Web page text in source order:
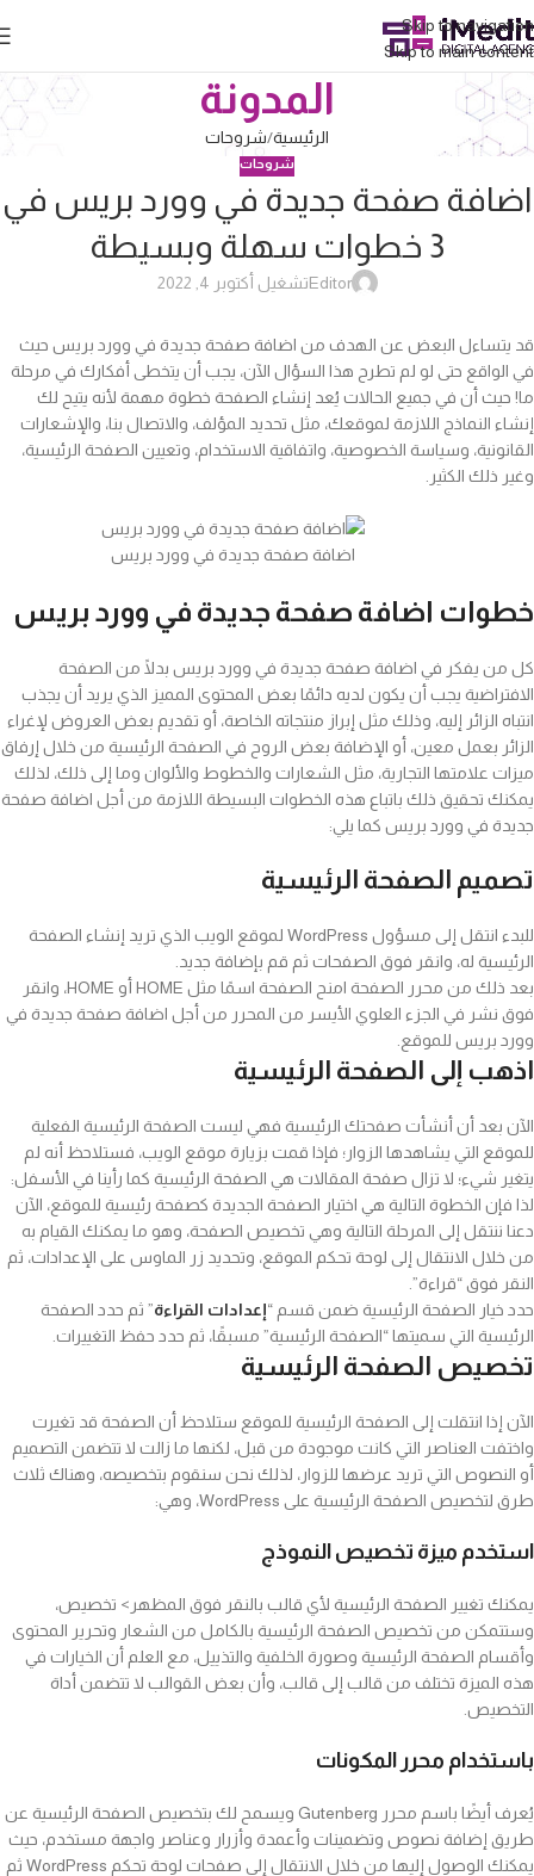
Skip to navigation
Skip to main content
المدونة
الرئيسية شروحات
شروحات
اضافة صفحة جديدة في وورد بريس في
3 خطوات سهلة وبسيطة
Editorتشغيل أكتوبر 4, 2022
قد يتساءل البعض عن الهدف من اضافة صفحة جديدة في وورد بريس حيث
في الواقع حتى لو لم تطرح هذا السؤال الآن، يجب أن يتخطى أفكارك في مرحلة
ما! حيث أن في جميع الحالات يُعد إنشاء الصفحة خطوة مهمة لأنه يتيح لك
إنشاء النماذج اللازمة لموقعك، مثل تحديد المؤلف، والاتصال بنا، والإشعارات
القانونية، وسياسة الخصوصية، واتفاقية الاستخدام، وتعيين الصفحة الرئيسية،
وغير ذلك الكثير.
اضافة صفحة جديدة في وورد بريس
خطوات اضافة صفحة جديدة في وورد بريس
كل من يفكر في اضافة صفحة جديدة في وورد بريس بدلًا من الصفحة
الافتراضية يجب أن يكون لديه دائمًا بعض المحتوى المميز الذي يريد أن يجذب
انتباه الزائر إليه، وذلك مثل إبراز منتجاته الخاصة، أو تقديم بعض العروض لإغراء
الزائر بعمل معين، أو الإضافة بعض الروح في الصفحة الرئيسية من خلال إرفاق
ميزات علامتها التجارية، مثل الشعارات والخطوط والألوان وما إلى ذلك، لذلك
يمكنك تحقيق ذلك باتباع هذه الخطوات البسيطة اللازمة من أجل اضافة صفحة
جديدة في وورد بريس كما يلي:
تصميم الصفحة الرئيسية
للبدء انتقل إلى مسؤول WordPress لموقع الويب الذي تريد إنشاء الصفحة
الرئيسية له، وانقر فوق الصفحات ثم قم بإضافة جديد.
بعد ذلك من محرر الصفحة امنح الصفحة اسمًا مثل HOME أو HOME، وانقر
فوق نشر في الجزء العلوي الأيسر من المحرر من أجل اضافة صفحة جديدة في
وورد بريس للموقع.
اذهب إلى الصفحة الرئيسية
الآن بعد أن أنشأت صفحتك الرئيسية فهي ليست الصفحة الرئيسية الفعلية
للموقع التي يشاهدها الزوار؛ فإذا قمت بزيارة موقع الويب، فستلاحظ أنه لم
يتغير شيء؛ لا تزال صفحة المقالات هي الصفحة الرئيسية كما رأينا في الأسفل:
لذا فإن الخطوة التالية هي اختيار الصفحة الجديدة كصفحة رئيسية للموقع، الآن
دعنا ننتقل إلى المرحلة التالية وهي تخصيص الصفحة، وهو ما يمكنك القيام به
من خلال الانتقال إلى لوحة تحكم الموقع، وتحديد زر الماوس على الإعدادات، ثم
النقر فوق “قراءة”.
حدد خيار الصفحة الرئيسية ضمن قسم “إعدادات القراءة” ثم حدد الصفحة
الرئيسية التي سميتها “الصفحة الرئيسية” مسبقًا، ثم حدد حفظ التغييرات.
تخصيص الصفحة الرئيسية
الآن إذا انتقلت إلى الصفحة الرئيسية للموقع ستلاحظ أن الصفحة قد تغيرت
واختفت العناصر التي كانت موجودة من قبل، لكنها ما زالت لا تتضمن التصميم
أو النصوص التي تريد عرضها للزوار، لذلك نحن سنقوم بتخصيصه، وهناك ثلاث
طرق لتخصيص الصفحة الرئيسية على WordPress، وهي:
استخدم ميزة تخصيص النموذج
يمكنك تغيير الصفحة الرئيسية لأي قالب بالنقر فوق المظهر> تخصيص،
وستتمكن من تخصيص الصفحة الرئيسية بالكامل من الشعار وتحرير المحتوى
وأقسام الصفحة الرئيسية وصورة الخلفية والتذييل، مع العلم أن الخيارات في
هذه الميزة تختلف من قالب إلى قالب، وأن بعض القوالب لا تتضمن أداة
التخصيص.
باستخدام محرر المكونات
يُعرف أيضًا باسم محرر Gutenberg ويسمح لك بتخصيص الصفحة الرئيسية عن
طريق إضافة نصوص وتضمينات وأعمدة وأزرار وعناصر واجهة مستخدم، حيث
يمكنك الوصول إليها من خلال الانتقال إلى صفحات لوحة تحكم WordPress ثم